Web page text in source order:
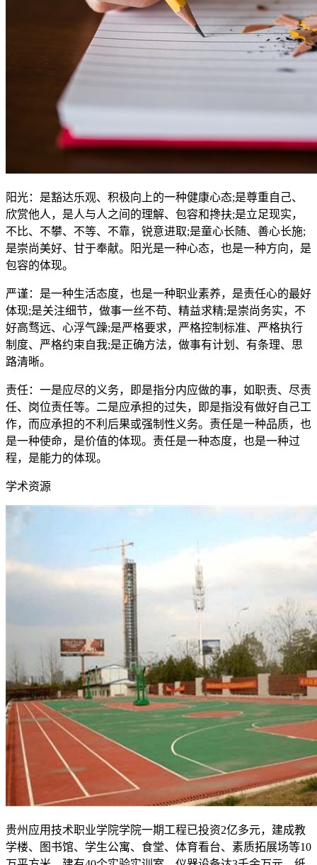
阳光：是豁达乐观、积极向上的一种健康心态;是尊重自己、
欣赏他人，是人与人之间的理解、包容和搀扶;是立足现实，
不比、不攀、不等、不靠，锐意进取;是童心长随、善心长施;
是崇尚美好、甘于奉献。阳光是一种心态，也是一种方向，是
包容的体现。
严谨：是一种生活态度，也是一种职业素养，是责任心的最好
体现;是关注细节，做事一丝不苟、精益求精;是崇尚务实，不
好高骛远、心浮气躁;是严格要求，严格控制标准、严格执行
制度、严格约束自我;是正确方法，做事有计划、有条理、思
路清晰。
责任：一是应尽的义务，即是指分内应做的事，如职责、尽责
任、岗位责任等。二是应承担的过失，即是指没有做好自己工
作，而应承担的不利后果或强制性义务。责任是一种品质，也
是一种使命，是价值的体现。责任是一种态度，也是一种过
程，是能力的体现。
学术资源
贵州应用技术职业学院学院一期工程已投资2亿多元，建成教
学楼、图书馆、学生公寓、食堂、体育看台、素质拓展场等10